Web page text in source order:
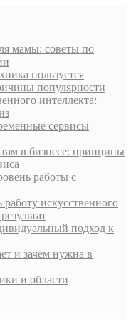
мамы: советы по
пользуется
популярности
интеллекта:
сервисы
в бизнесе: принципы
работы с
искусственного
подход к
и зачем нужна в
и области